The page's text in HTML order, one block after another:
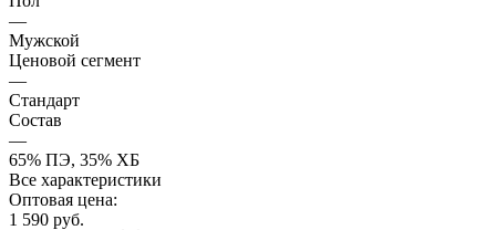
—
Мужской
Ценовой сегмент
—
Стандарт
Состав
—
65% ПЭ, 35% ХБ
Все характеристики
Оптовая цена:
1 590 руб.